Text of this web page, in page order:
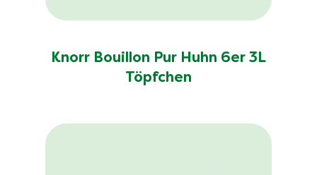
Knorr Bouillon Pur Huhn 6er 3L
Töpfchen